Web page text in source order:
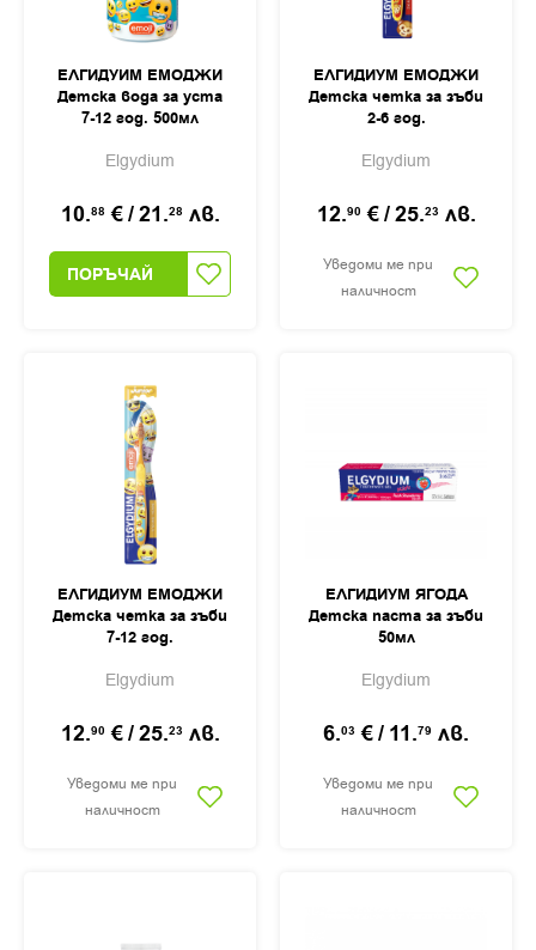
ЕЛГИДУИМ ЕМОДЖИ
Детска вода за уста
7-12 год. 500мл
Elgydium
10.88 €/21.28 лв.
ПОРЪЧАЙ
ЕЛГИДИУМ ЕМОДЖИ
Детска четка за зъби
2-6 год.
Elgydium
12.90 €/25.23 лв.
Уведоми ме при
наличност
ЕЛГИДИУМ ЕМОДЖИ
Детска четка за зъби
7-12 год.
Elgydium
12.90 €/25.23 лв.
Уведоми ме при
наличност
ЕЛГИДИУМ ЯГОДА
Детска паста за зъби
50мл
Elgydium
6.03 €/ 11.79 лв.
Уведоми ме при
наличност